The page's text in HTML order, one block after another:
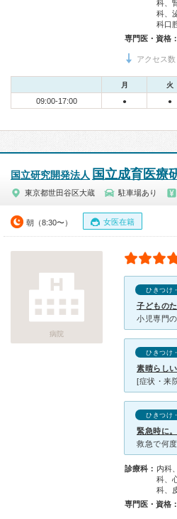
科、
科、
科口
専門医・資格：
アクセス
月 火
09:00-17:00 ● ●
国立研究開発法人 国立成育医療
東京都世田谷区大蔵 駐車場あり
朝（8:30〜） 女医在籍
病院
子どもの
素晴らし
緊急時に。
診療科： 内科
科、
科、
専門医・資格：